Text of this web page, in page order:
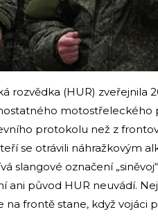
rozvědka (HUR)
protokolu než z
se otrávili náhražkovým
slangové označení
ani původ HUR neuvádí.
na frontě stane, když vojáci